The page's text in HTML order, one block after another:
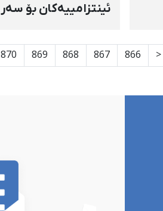
ئینتزامییەكان بۆ سەر
بەردەوامە
<
866
867
868
869
870